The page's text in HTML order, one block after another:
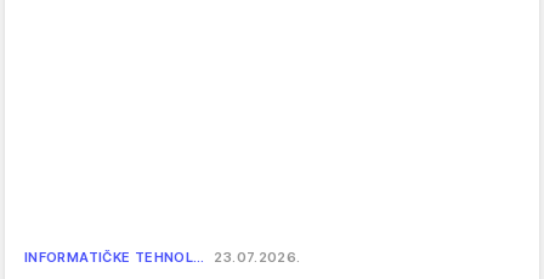
INFORMATIČKE TEHNOL… 23.07.2026.